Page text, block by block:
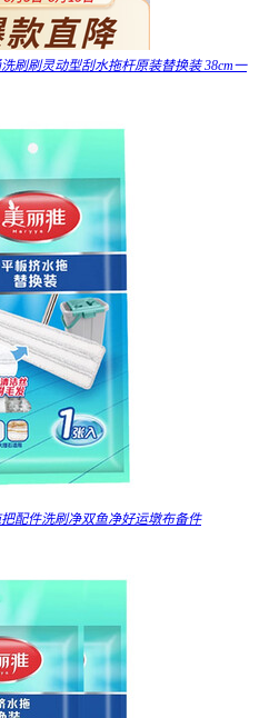
刷刷灵动型刮水拖杆原装替换装 38cm一
配件洗刷净双鱼净好运墩布备件